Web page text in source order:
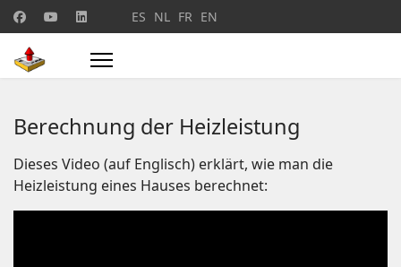
Sprache auswählen
ES NL FR EN
Berechnung der Heizleistung
Dieses Video (auf Englisch) erklärt, wie man die
Heizleistung eines Hauses berechnet: